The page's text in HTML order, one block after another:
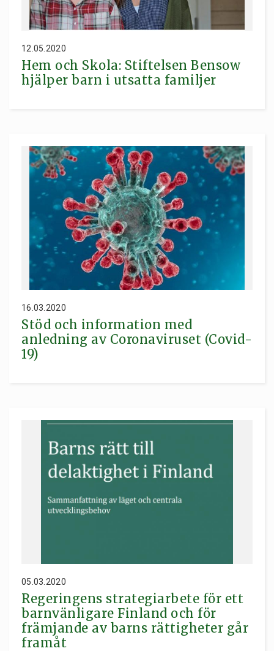
Hem och Skola: Stiftelsen Bensow
hjälper barn i utsatta familjer
12.05.2020
Stöd och information med
anledning av Coronaviruset (Covid-
19)
16.03.2020
Regeringens strategiarbete för ett
barnvänligare Finland och för
främjande av barns rättigheter går
framåt
05.03.2020